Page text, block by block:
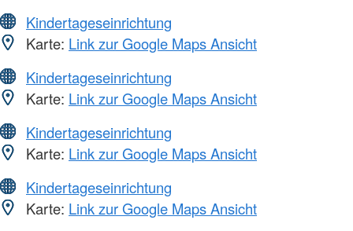
Kindertageseinrichtung
Karte: Link zur Google Maps Ansicht
Kindertageseinrichtung
Karte: Link zur Google Maps Ansicht
Kindertageseinrichtung
Karte: Link zur Google Maps Ansicht
Kindertageseinrichtung
Karte: Link zur Google Maps Ansicht